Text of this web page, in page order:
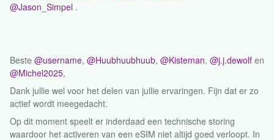
@Jason_Simpel .
Beste ​ @username, ​ @Huubhuubhuub, ​ @Kisteman, ​ @j.j.dewolf en
@Michel2025,
Dank jullie wel voor het delen van jullie ervaringen. Fijn dat er zo
actief wordt meegedacht.
Op dit moment speelt er inderdaad een technische storing
waardoor het activeren van een eSIM niet altijd goed verloopt. In